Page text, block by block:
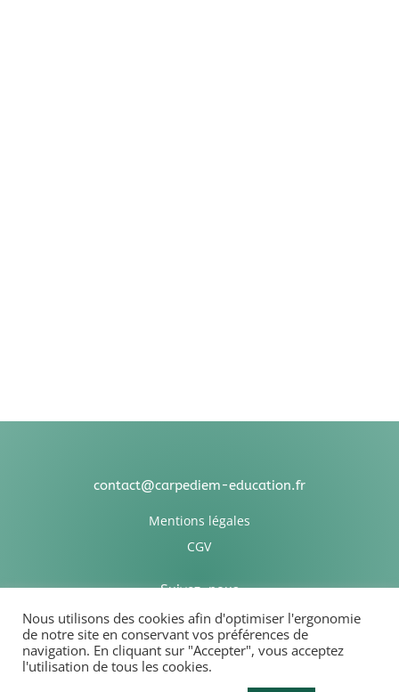
contact@carpediem-education.fr
Mentions légales
CGV
Suivez-nous
Nous utilisons des cookies afin d'optimiser l'ergonomie
de notre site en conservant vos préférences de
navigation. En cliquant sur "Accepter", vous acceptez
l'utilisation de tous les cookies.